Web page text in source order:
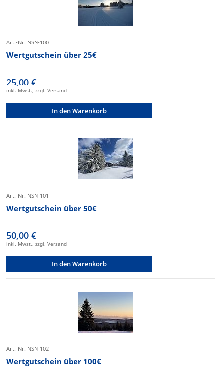
Art.-Nr. NSN-100
Wertgutschein über 25€
25,00 €
inkl. Mwst., zzgl. Versand
In den Warenkorb
Art.-Nr. NSN-101
Wertgutschein über 50€
50,00 €
inkl. Mwst., zzgl. Versand
In den Warenkorb
Art.-Nr. NSN-102
Wertgutschein über 100€